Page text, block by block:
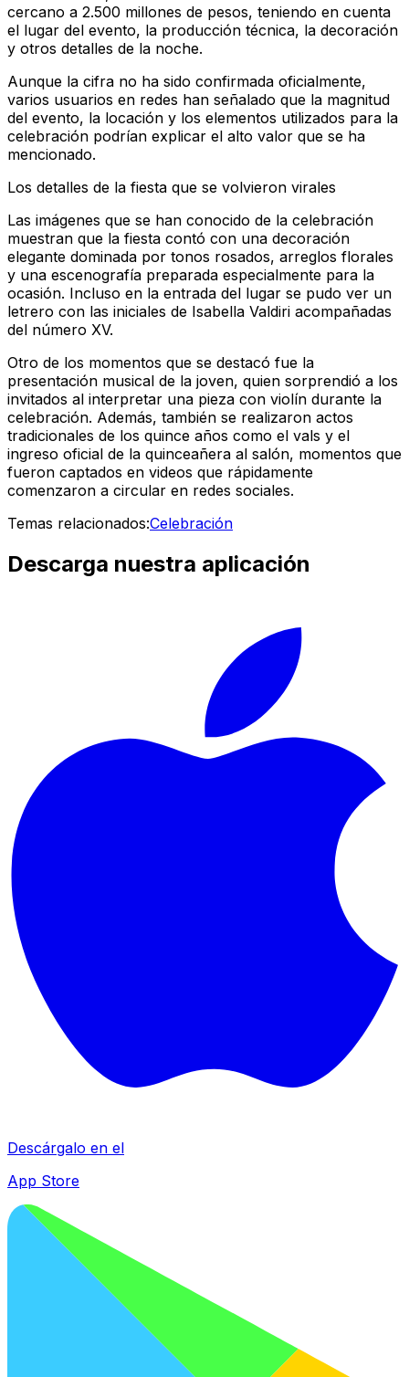
cercano a 2.500 millones de pesos, teniendo en cuenta
el lugar del evento, la producción técnica, la decoración
y otros detalles de la noche.
Aunque la cifra no ha sido confirmada oficialmente,
varios usuarios en redes han señalado que la magnitud
del evento, la locación y los elementos utilizados para la
celebración podrían explicar el alto valor que se ha
mencionado.
Los detalles de la fiesta que se volvieron virales
Las imágenes que se han conocido de la celebración
muestran que la fiesta contó con una decoración
elegante dominada por tonos rosados, arreglos florales
y una escenografía preparada especialmente para la
ocasión. Incluso en la entrada del lugar se pudo ver un
letrero con las iniciales de Isabella Valdiri acompañadas
del número XV.
Otro de los momentos que se destacó fue la
presentación musical de la joven, quien sorprendió a los
invitados al interpretar una pieza con violín durante la
celebración. Además, también se realizaron actos
tradicionales de los quince años como el vals y el
ingreso oficial de la quinceañera al salón, momentos que
fueron captados en videos que rápidamente
comenzaron a circular en redes sociales.
Temas relacionados:Celebración
Descarga nuestra aplicación
Descárgalo en el
App Store